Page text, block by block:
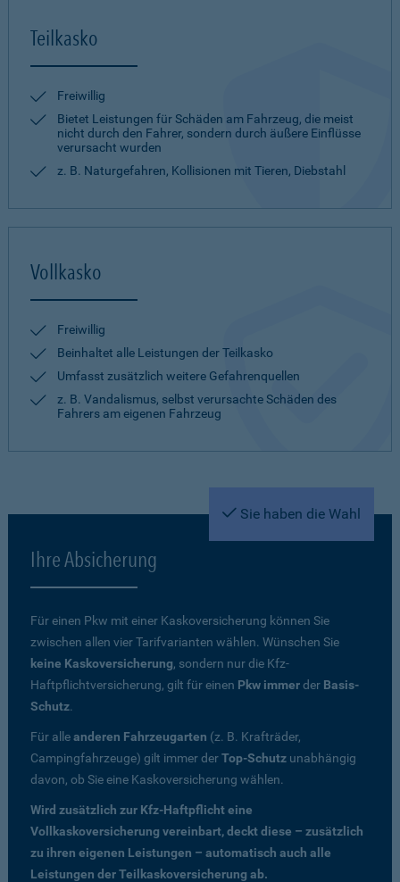
Teilkasko
Freiwillig
Bietet Leistungen für Schäden am Fahrzeug, die meist
nicht durch den Fahrer, sondern durch äußere Einflüsse
verursacht wurden
z. B. Naturgefahren, Kollisionen mit Tieren, Diebstahl
Vollkasko
Freiwillig
Beinhaltet alle Leistungen der Teilkasko
Umfasst zusätzlich weitere Gefahrenquellen
z. B. Vandalismus, selbst verursachte Schäden des
Fahrers am eigenen Fahrzeug
Sie haben die Wahl
Ihre Absicherung
Für einen Pkw mit einer Kaskoversicherung können Sie
zwischen allen vier Tarifvarianten wählen. Wünschen Sie
keine Kaskoversicherung, sondern nur die Kfz-
Haftpflichtversicherung, gilt für einen Pkw immerder Basis-
Schutz.
Für alleanderen Fahrzeugarten (z. B. Krafträder,
Campingfahrzeuge) gilt immer derTop-Schutz unabhängig
davon, ob Sie eine Kaskoversicherung wählen.
Wird zusätzlich zur Kfz-Haftpflicht eine
Vollkaskoversicherung vereinbart, deckt diese – zusätzlich
zu ihren eigenen Leistungen – automatisch auch alle
Leistungen der Teilkaskoversicherung ab.